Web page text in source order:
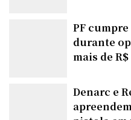
PF
durante
mais de
Denarc e